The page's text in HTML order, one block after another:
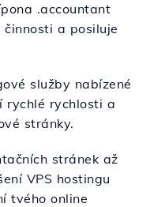
.accountant
a posiluje
služby nabízené
rychlé rychlosti a
stránky.
stránek až
VPS hostingu
tvého online